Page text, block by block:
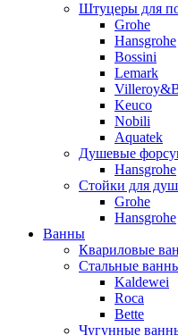
Штуцеры для
Grohe
Hansgrohe
Bossini
Lemark
Keuco
Nobili
Aquatek
Душевые
Hansgrohe
Стойки для
Grohe
Hansgrohe
Ванны
Квариловые
Стальные
Kaldewei
Roca
Bette
Чугунные